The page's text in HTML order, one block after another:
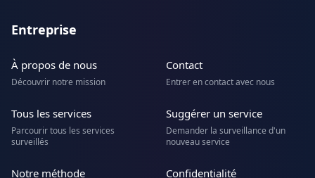
Entreprise
À propos de nous
Découvrir notre mission
Contact
Entrer en contact avec nous
Tous les services
Parcourir tous les services
surveillés
Suggérer un service
Demander la surveillance d'un
nouveau service
Notre méthode Confidentialité